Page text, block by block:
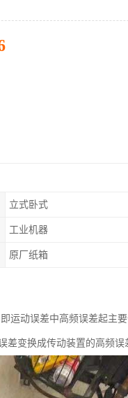
立式卧式
工业机器
原厂纸箱
运动误差中高频误差起主要
变换成传动装置的高频误